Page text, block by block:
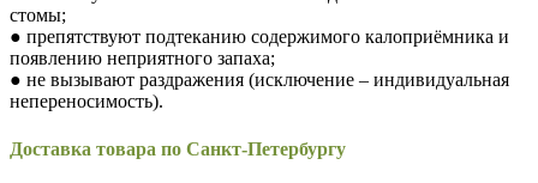
стомы;
● препятствуют подтеканию содержимого калоприёмника и
появлению неприятного запаха;
● не вызывают раздражения (исключение – индивидуальная
непереносимость).
Доставка товара по Санкт-Петербургу